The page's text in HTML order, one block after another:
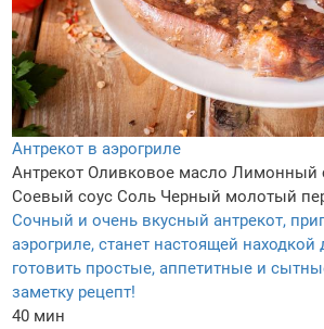
Антрекот в аэрогриле
Антрекот Оливковое масло Лимонный
Соевый соус Соль Черный молотый
Сочный и очень вкусный антрекот,
аэрогриле, станет настоящей находкой
готовить простые, аппетитные и
заметку рецепт!
40 мин